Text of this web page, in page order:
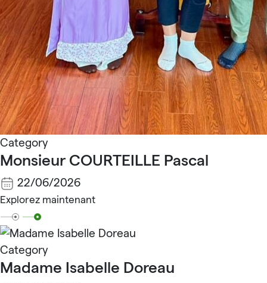
Category
Monsieur COURTEILLE Pascal
22/06/2026
Explorez maintenant
Category
Madame Isabelle Doreau